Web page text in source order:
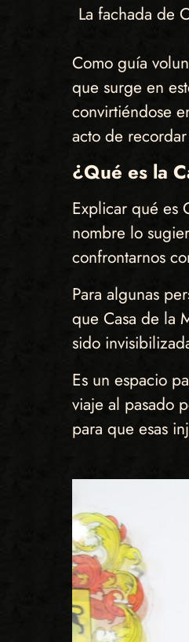
La fachada de
Como guía
que surge en
convirtiéndose
acto de
¿Qué es la
Explicar qué es
nombre lo
confrontarnos
Para algunas
que Casa de la
sido
Es un espacio
viaje al pasado
para que esas